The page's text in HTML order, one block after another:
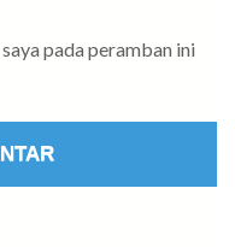
pada peramban ini